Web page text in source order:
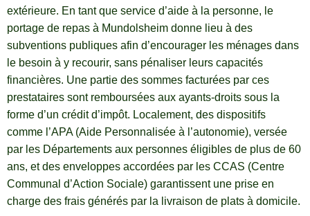
extérieure. En tant que service d’aide à la personne, le
portage de repas à Mundolsheim donne lieu à des
subventions publiques afin d’encourager les ménages dans
le besoin à y recourir, sans pénaliser leurs capacités
financières. Une partie des sommes facturées par ces
prestataires sont remboursées aux ayants-droits sous la
forme d’un crédit d’impôt. Localement, des dispositifs
comme l’APA (Aide Personnalisée à l’autonomie), versée
par les Départements aux personnes éligibles de plus de 60
ans, et des enveloppes accordées par les CCAS (Centre
Communal d’Action Sociale) garantissent une prise en
charge des frais générés par la livraison de plats à domicile.